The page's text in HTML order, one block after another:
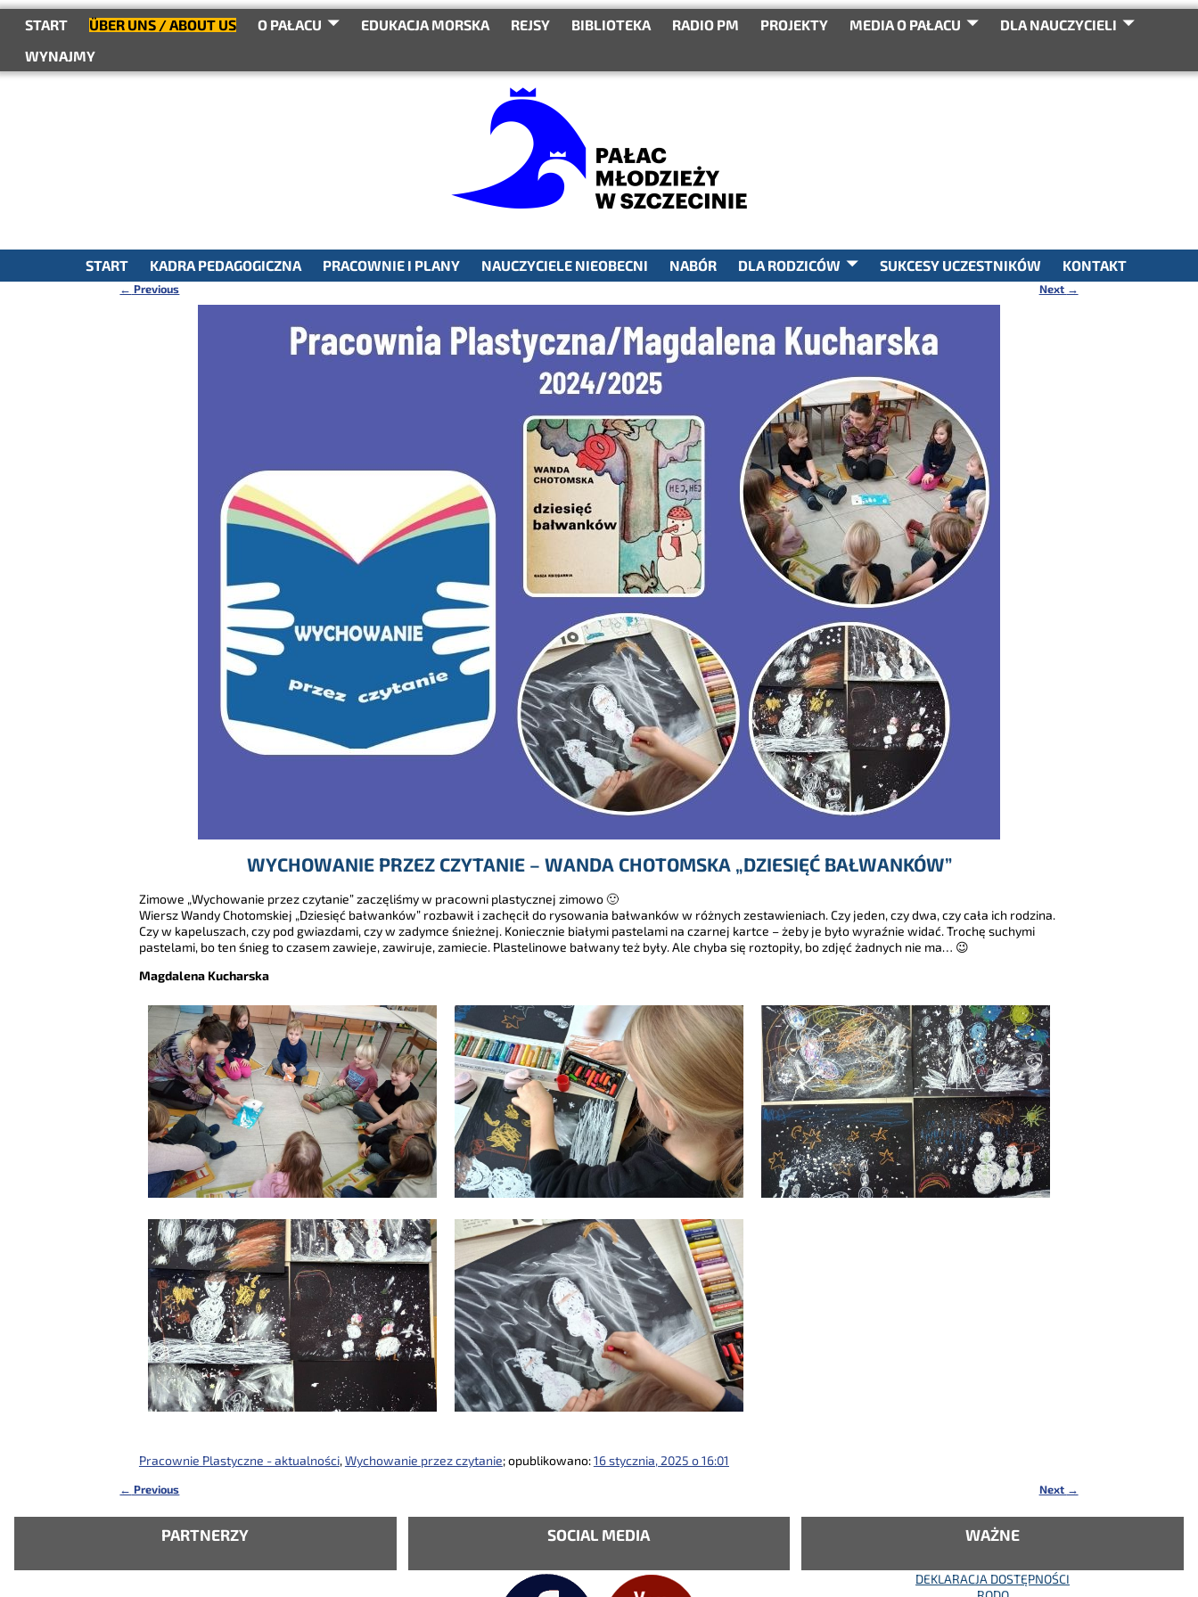
treściSTART ÜBER UNS / ABOUT US O PAŁACU EDUKACJA MORSKA REJSY BIBLIOTEKA RADIO PM PROJEKTY MEDIA O PAŁACU
DLA NAUCZYCIELI
WYNAJMY
SEARCH
START
KADRA PEDAGOGICZNA PRACOWNIE I PLANY NAUCZYCIELE NIEOBECNI NABÓR DLA RODZICÓW SUKCESY UCZESTNIKÓW KONTAKT
Nawigacja
← Previous Next →
WYCHOWANIE PRZEZ CZYTANIE – WANDA CHOTOMSKA „DZIESIĘĆ BAŁWANKÓW”
Zimowe „Wychowanie przez czytanie” zaczęliśmy w pracowni plastycznej zimowo 🙂
Wiersz Wandy Chotomskiej „Dziesięć bałwanków” rozbawił i zachęcił do rysowania bałwanków w różnych zestawieniach. Czy jeden, czy dwa, czy cała ich rodzina.
Czy w kapeluszach, czy pod gwiazdami, czy w zadymce śnieżnej. Koniecznie białymi pastelami na czarnej kartce – żeby je było wyraźnie widać. Trochę suchymi
pastelami, bo ten śnieg to czasem zawieje, zawiruje, zamiecie. Plastelinowe bałwany też były. Ale chyba się roztopiły, bo zdjęć żadnych nie ma… 😉
Magdalena Kucharska
Pracownie Plastyczne - aktualności,Wychowanie przez czytanie; opublikowano:16 stycznia, 2025 o 16:01
← Previous Next →
PARTNERZY SOCIAL MEDIA WAŻNE
DEKLARACJA DOSTĘPNOŚCI